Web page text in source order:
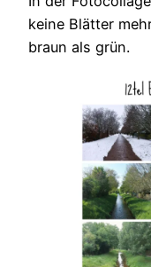
keine Blätter
braun als grün.